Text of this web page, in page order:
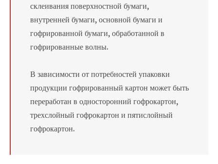
склеивания поверхностной бумаги,
внутренней бумаги, основной бумаги и
гофрированной бумаги, обработанной в
гофрированные волны.
В зависимости от потребностей упаковки
продукции гофрированный картон может быть
переработан в односторонний гофрокартон,
трехслойный гофрокартон и пятислойный
гофрокартон.